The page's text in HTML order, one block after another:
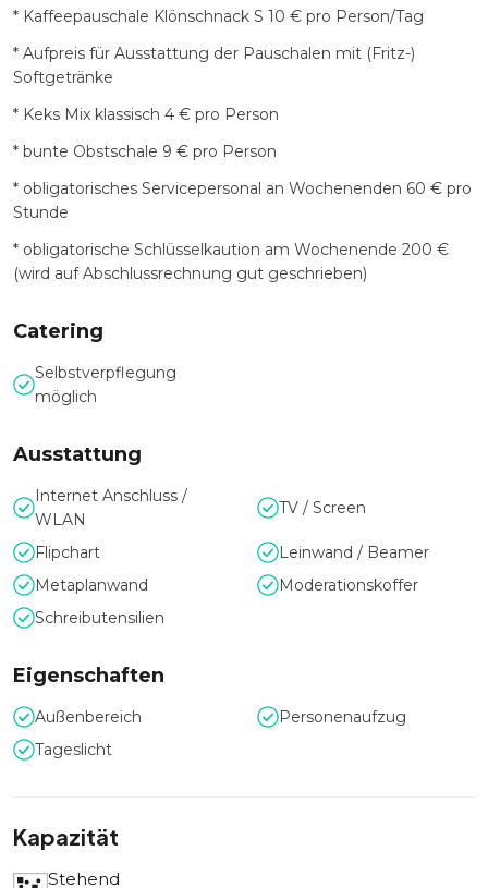
* Kaffeepauschale Klönschnack S 10 € pro Person/Tag
* Aufpreis für Ausstattung der Pauschalen mit (Fritz-)
Softgetränke
* Keks Mix klassisch 4 € pro Person
* bunte Obstschale 9 € pro Person
* obligatorisches Servicepersonal an Wochenenden 60 € pro
Stunde
* obligatorische Schlüsselkaution am Wochenende 200 €
(wird auf Abschlussrechnung gut geschrieben)
Catering
Selbstverpflegung
möglich
Ausstattung
Internet Anschluss /
WLAN
TV / Screen
Flipchart
Leinwand / Beamer
Metaplanwand
Moderationskoffer
Schreibutensilien
Eigenschaften
Außenbereich
Personenaufzug
Tageslicht
Kapazität
Stehend